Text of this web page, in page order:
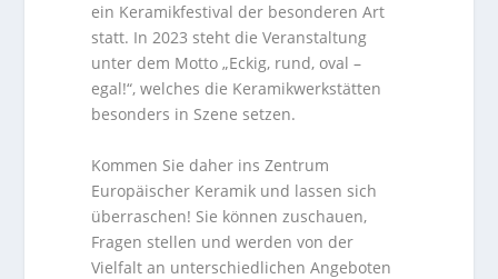
ein Keramikfestival der besonderen Art
statt. In 2023 steht die Veranstaltung
unter dem Motto „Eckig, rund, oval –
egal!“, welches die Keramikwerkstätten
besonders in Szene setzen.
Kommen Sie daher ins Zentrum
Europäischer Keramik und lassen sich
überraschen! Sie können zuschauen,
Fragen stellen und werden von der
Vielfalt an unterschiedlichen Angeboten